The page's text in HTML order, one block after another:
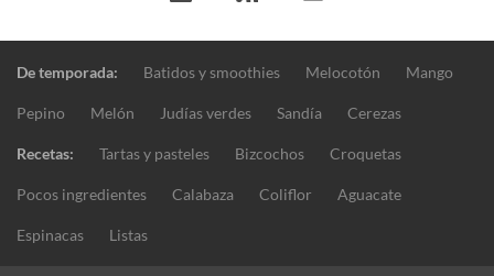
De temporada: Batidos y smoothies Melocotón Mango
Pepino Melón Judías verdes Sandía Cerezas
Recetas: Tartas y pasteles Bizcochos Croquetas
Pocos ingredientes Calabaza Coliflor Aguacate
Espinacas Listas